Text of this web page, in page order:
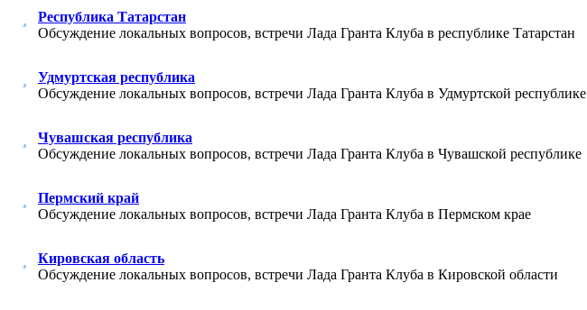
Республика Татарстан
Обсуждение локальных вопросов, встречи Лада Гранта Клуба в республике Татарстан
Удмуртская республика
Обсуждение локальных вопросов, встречи Лада Гранта Клуба в Удмуртской республике
Чувашская республика
Обсуждение локальных вопросов, встречи Лада Гранта Клуба в Чувашской республике
Пермский край
Обсуждение локальных вопросов, встречи Лада Гранта Клуба в Пермском крае
Кировская область
Обсуждение локальных вопросов, встречи Лада Гранта Клуба в Кировской области